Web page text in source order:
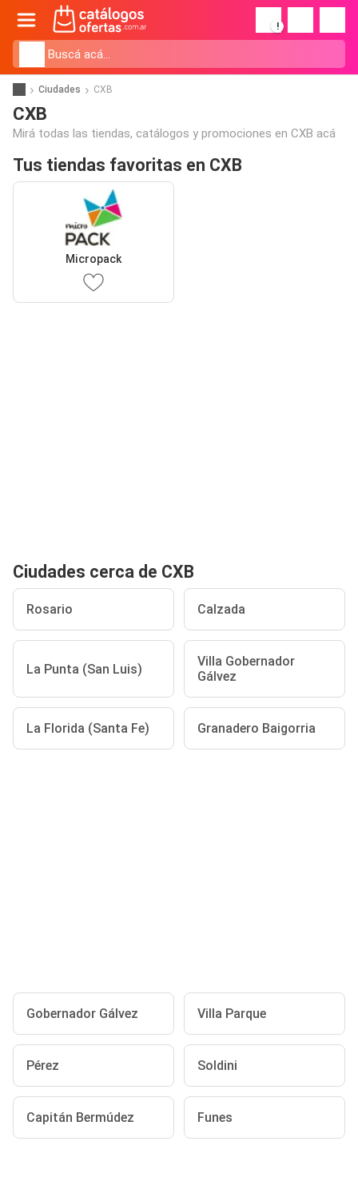
!
Ciudades CXB
CXB
Mirá todas las tiendas, catálogos y promociones en CXB acá
Tus tiendas favoritas en CXB
Micropack
Ciudades cerca de CXB
Rosario Calzada
La Punta (San Luis)
Villa Gobernador
Gálvez
La Florida (Santa Fe) Granadero Baigorria
Gobernador Gálvez Villa Parque
Pérez Soldini
Capitán Bermúdez Funes